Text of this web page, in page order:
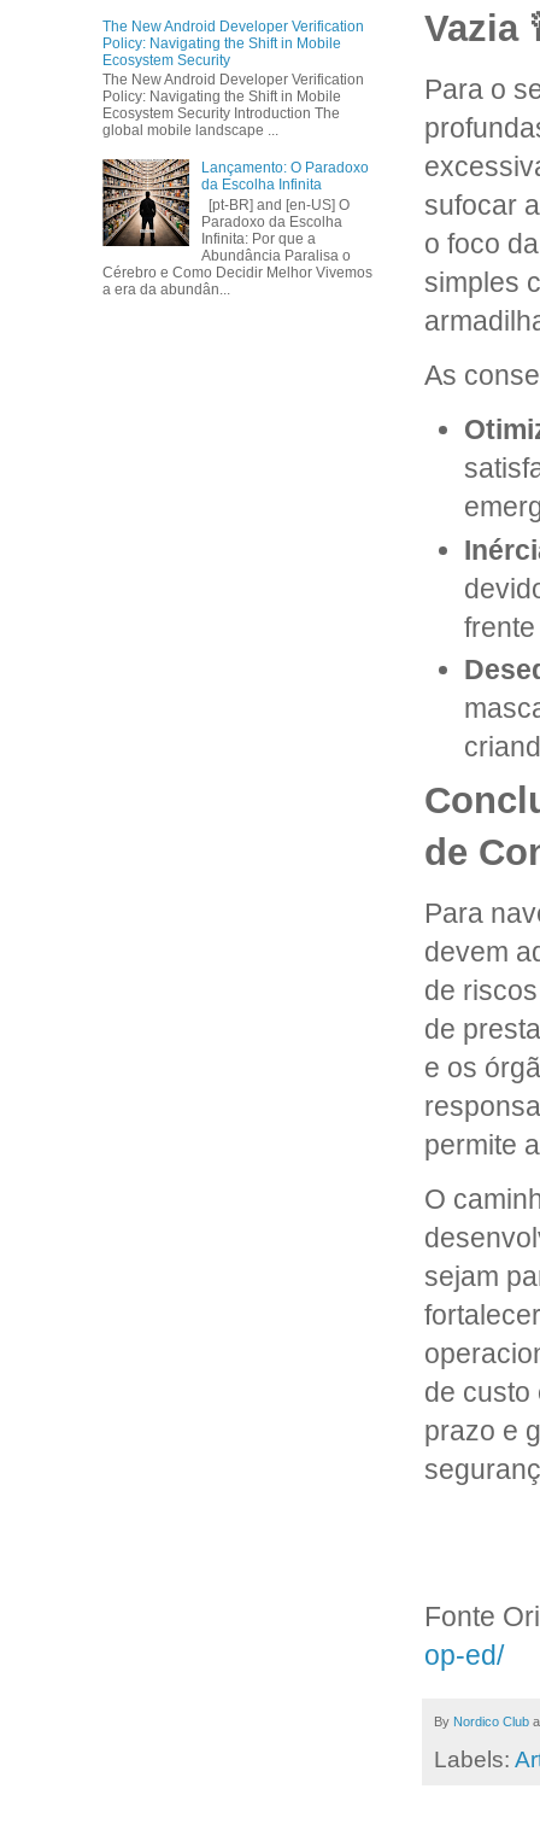
Vazia
Para o
sufocar
o foco
simples
As
de
Para
devem
de
de
e os
permite
O
sejam
de custo
prazo e
Fonte
op-ed/
By Nordico Club
Labels:
The New Android Developer Verification
Policy: Navigating the Shift in Mobile
Ecosystem Security
The New Android Developer Verification
Policy: Navigating the Shift in Mobile
Ecosystem Security Introduction The
global mobile landscape ...
Lançamento: O Paradoxo
da Escolha Infinita
[pt-BR] and [en-US] O
Paradoxo da Escolha
Infinita: Por que a
Abundância Paralisa o
Cérebro e Como Decidir Melhor Vivemos
a era da abundân...